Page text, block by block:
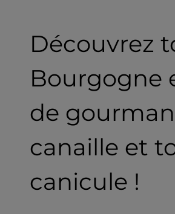
Découvrez
Bourgogne
de
canaille et
canicule !